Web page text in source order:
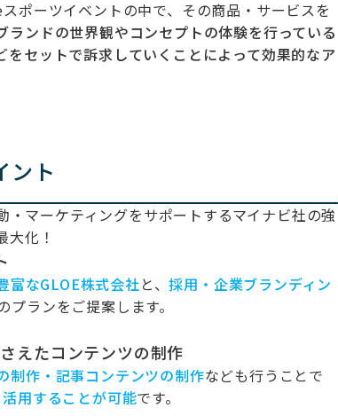
ポーツイベントの中で、その商品・サービスを
ランドの世界観やコンセプトの体験を行っている
をセットで訴求していくことによって効果的なア
ント
マーケティングをサポートするマイナビ社の強
化！
富なGLOE株式会社と、採用・企業ブランディン
ランをご提案します。
えたコンテンツの制作
制作・記事コンテンツの制作なども行うことで
用することが可能です。